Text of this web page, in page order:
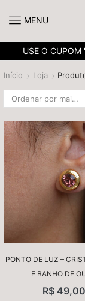
MENU
USE O CUPOM
Início Loja
PONTO DE LUZ –
E BANHO DE
R$ 49,00